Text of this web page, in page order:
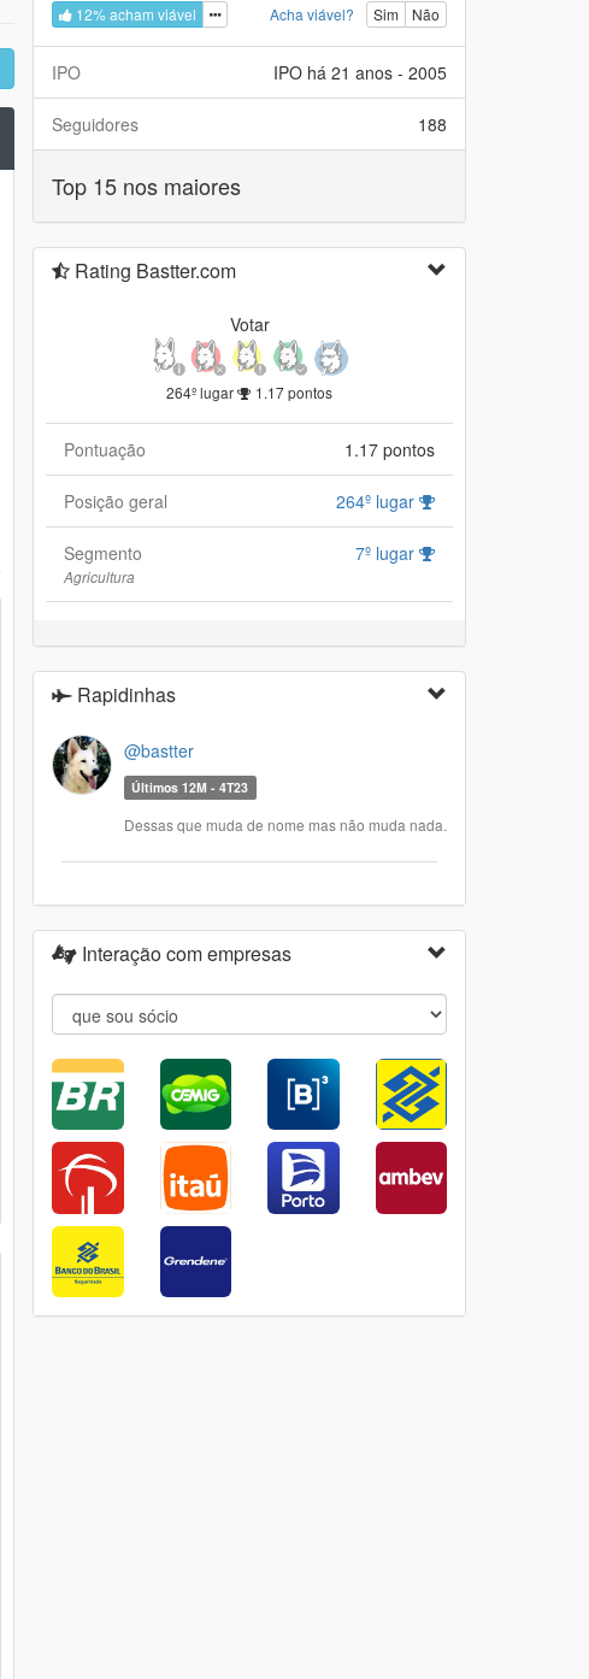
12% acham viável Acha viável? Sim Não
IPO IPO há 21 anos - 2005
Seguidores 188
Top 15 nos maiores
Rating Bastter.com
Votar
264º lugar 1.17 pontos
Pontuação 1.17 pontos
Posição geral 264º lugar
Segmento 7º lugar
Agricultura
Rapidinhas
@bastter
Últimos 12M - 4T23
Dessas que muda de nome mas não muda nada.
Interação com empresas